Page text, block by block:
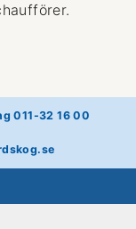
011-32 16 00